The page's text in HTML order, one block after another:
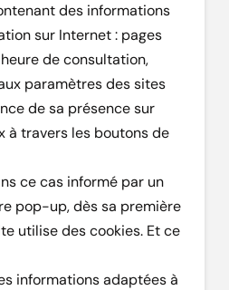
des informations
sur Internet : pages
de consultation,
paramètres des sites
de sa présence sur
à travers les boutons de
ce cas informé par un
pop-up, dès sa première
utilise des cookies. Et ce
informations adaptées à